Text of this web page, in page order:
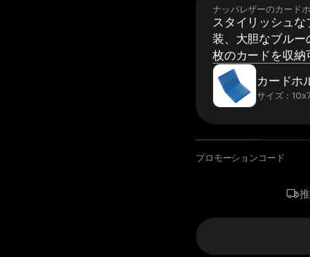
ナッパレザーのカード
スタイリッシュ
装、大胆なブルー
枚のカードを収納
カードホ
サイズ：
プロモーションコード